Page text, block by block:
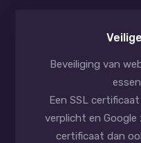
Beveiliging van
Een SSL
verplicht en
certificaat dan